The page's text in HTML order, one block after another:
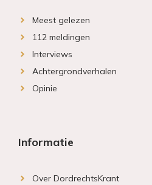
Meest gelezen
112 meldingen
Interviews
Achtergrondverhalen
Opinie
Informatie
Over DordrechtsKrant